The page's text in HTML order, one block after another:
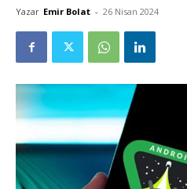
Yazar Emir Bolat - 26 Nisan 2024